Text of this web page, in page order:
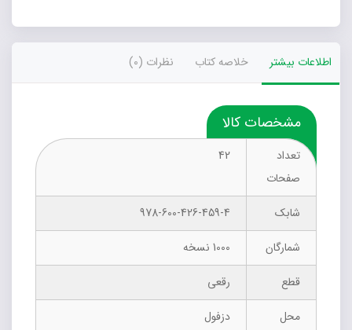
اطلاعات بیشتر خلاصه کتاب نظرات (0)
مشخصات کالا
تعداد
صفحات
42
شابک
978-600-426-459-4
شمارگان
1000 نسخه
قطع
رقعی
محل
دزفول